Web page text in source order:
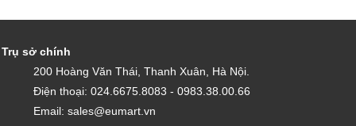
Trụ sở chính
200 Hoàng Văn Thái, Thanh Xuân, Hà Nội.
Điện thoại: 024.6675.8083 - 0983.38.00.66
Email: sales@eumart.vn